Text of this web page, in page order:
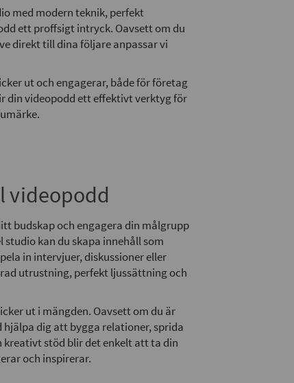
med modern teknik, perfekt
ett proffsigt intryck. Oavsett om du
direkt till dina följare anpassar vi
ut och engagerar, både för företag
din videopodd ett effektivt verktyg för
videopodd
budskap och engagera din målgrupp
kan du skapa innehåll som
in intervjuer, diskussioner eller
utrustning, perfekt ljussättning och
ut i mängden. Oavsett om du är
dig att bygga relationer, sprida
kreativt stöd blir det enkelt att ta din
och inspirerar.